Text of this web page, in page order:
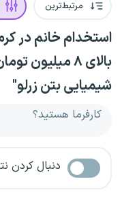
مرتبط‌ترین
استخدام خانم در
بالای ۸
شیمیایی بتن زرلو"
کارفرما هستید؟
دنبال کردن